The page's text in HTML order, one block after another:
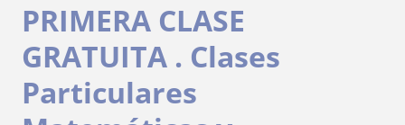
PRIMERA CLASE
GRATUITA . Clases
Particulares